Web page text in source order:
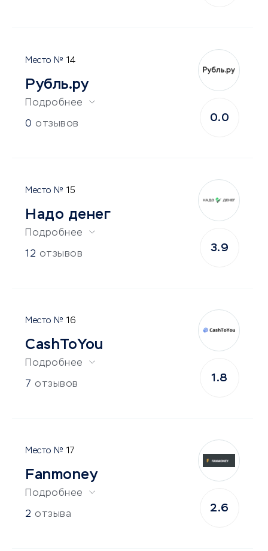
14
Рубль.ру
Подробнее
0 отзывов
0.0
15
Надо денег
Подробнее
12 отзывов
3.9
16
CashToYou
Подробнее
7 отзывов
1.8
17
Fanmoney
Подробнее
2 отзыва
2.6